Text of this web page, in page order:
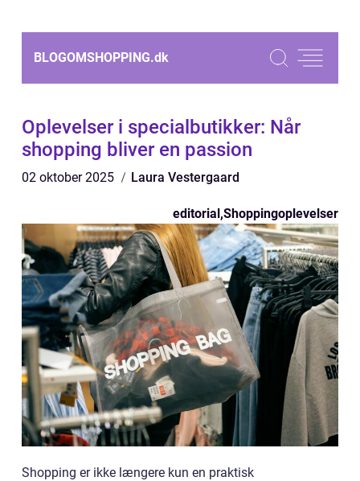
BLOGOMSHOPPING.dk
Oplevelser i specialbutikker: Når
shopping bliver en passion
02 oktober 2025 Laura Vestergaard
editorial,Shoppingoplevelser
Shopping er ikke længere kun en praktisk